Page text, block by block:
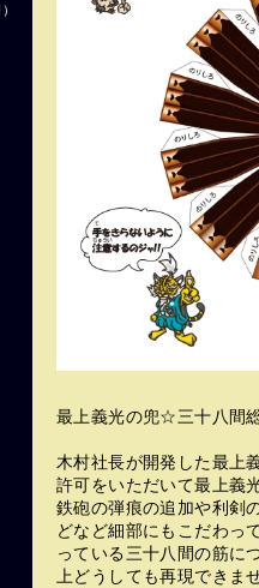
）
最上義光の兜☆三十八間
木村社長が開発した最上
許可をいただいて最上義
鉄砲の弾痕の追加や利剣
どなど細部にもこだわっ
っている三十八間の筋に
上どうしても再現できま